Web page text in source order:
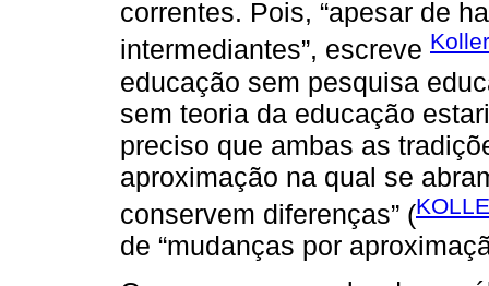
correntes. Pois, “apesar de
intermediantes”, escreve
educação sem pesquisa
sem teoria da educação
preciso que ambas as
aproximação na qual se
conservem diferenças” (
de “mudanças por